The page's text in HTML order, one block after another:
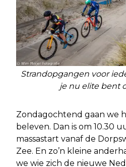
Strandopgangen voor
je nu elite bent
Zondagochtend gaan we
beleven. Dan is om 10.30
massastart vanaf de
Zee. En zo’n kleine
we wie zich de nieuwe